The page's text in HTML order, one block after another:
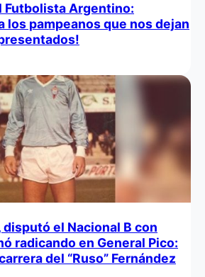
Futbolista Argentino:
los pampeanos que nos dejan
disputó el Nacional B con
radicando en General Pico:
del “Ruso” Fernández